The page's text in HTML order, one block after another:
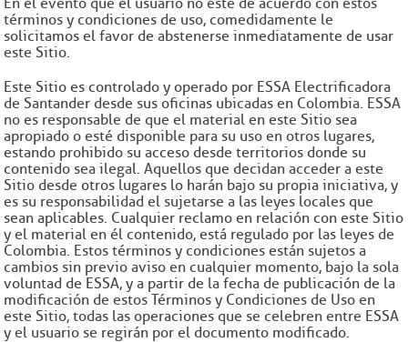
términos y condiciones de uso, comedidamente le
solicitamos el favor de abstenerse inmediatamente de usar
este Sitio.
Este Sitio es controlado y operado por ESSA Electrificadora
de Santander desde sus oficinas ubicadas en Colombia. ESSA
no es responsable de que el material en este Sitio sea
apropiado o esté disponible para su uso en otros lugares,
estando prohibido su acceso desde territorios donde su
contenido sea ilegal. Aquellos que decidan acceder a este
Sitio desde otros lugares lo harán bajo su propia iniciativa, y
es su responsabilidad el sujetarse a las leyes locales que
sean aplicables. Cualquier reclamo en relación con este Sitio
y el material en él contenido, está regulado por las leyes de
Colombia. Estos términos y condiciones están sujetos a
cambios sin previo aviso en cualquier momento, bajo la sola
voluntad de ESSA, y a partir de la fecha de publicación de la
modificación de estos Términos y Condiciones de Uso en
este Sitio, todas las operaciones que se celebren entre ESSA
y el usuario se regirán por el documento modificado.